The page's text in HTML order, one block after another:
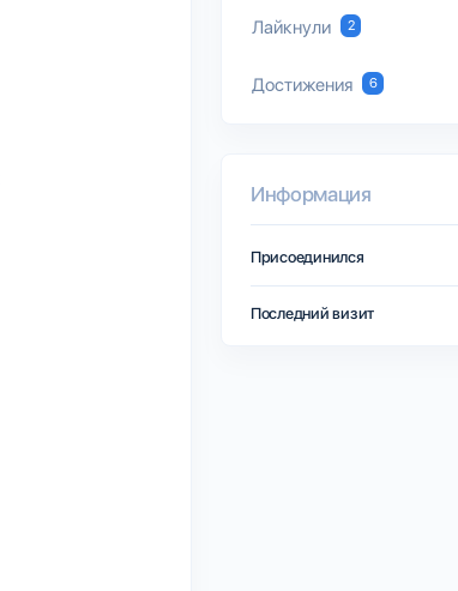
Лайкнули 2
Достижения 6
Информация
Присоединился
Последний визит